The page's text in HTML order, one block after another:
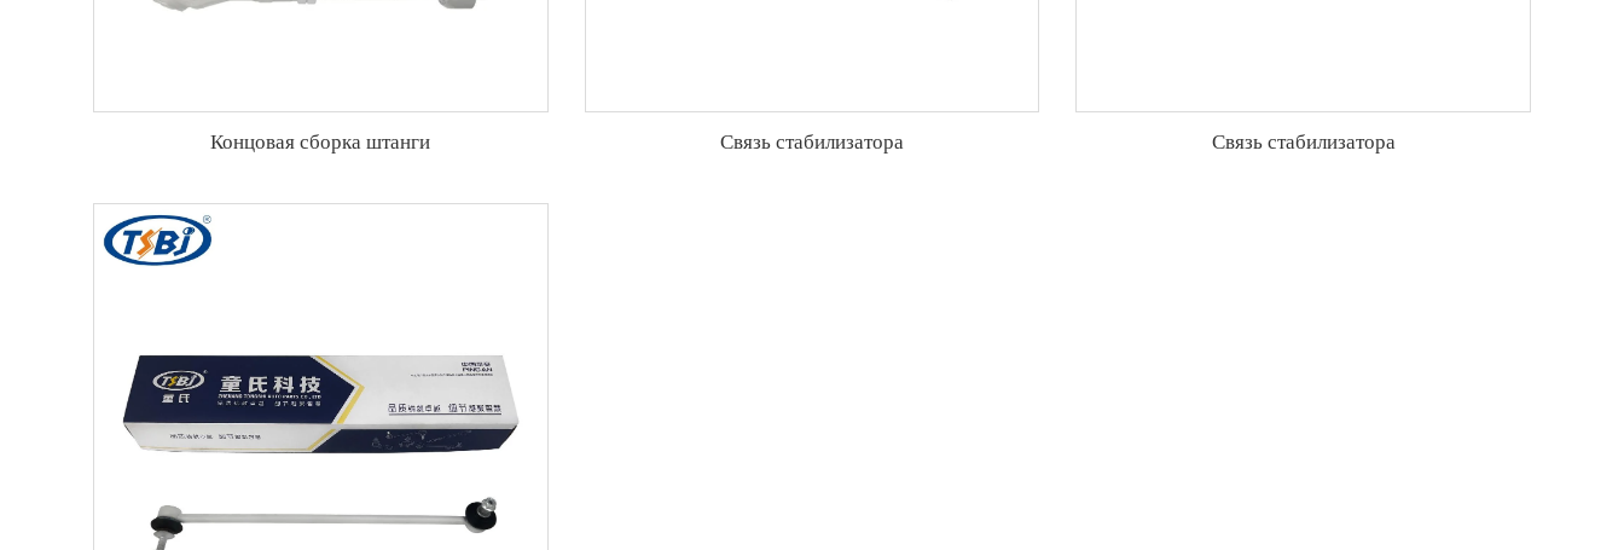
Концовая сборка штанги Связь стабилизатора Связь стабилизатора